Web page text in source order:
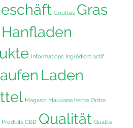
Gouttes Gras
Hanfladen
Informations Ingrédient actif
Laden
Magasin Mauvaise herbe Ordre
Produits CBD Qualität Qualité